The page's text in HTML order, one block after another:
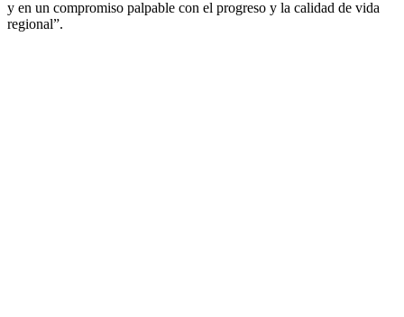
y en un compromiso palpable con el progreso y la calidad de vida
regional”.